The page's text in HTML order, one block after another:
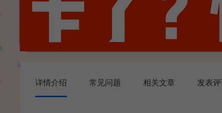
详情介绍 常见问题 相关文章 发表